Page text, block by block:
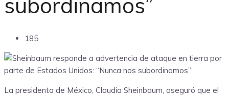
subordinamos”
185
La presidenta de México, Claudia Sheinbaum, aseguró que el